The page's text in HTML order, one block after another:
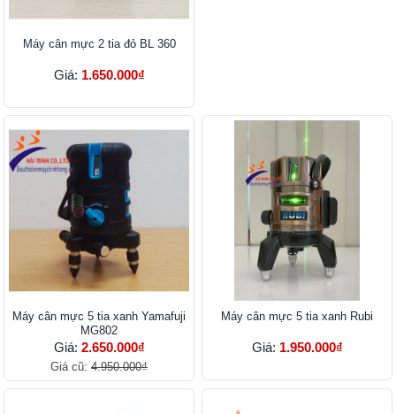
Máy cân mực 2 tia đỏ BL 360
Giá: 1.650.000₫
Máy cân mực 5 tia xanh Yamafuji
MG802
Giá: 2.650.000₫
Giá cũ: 4.950.000₫
Máy cân mực 5 tia xanh Rubi
Giá: 1.950.000₫